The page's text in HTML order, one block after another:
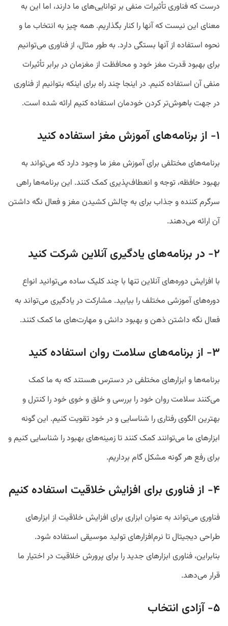
درست که فناوری تأثیرات منفی بر توانایی‌های ما دارند، اما این به
معنای این نیست که آنها را کنار بگذاریم. همه چیز به انتخاب ما و
نحوه استفاده از آنها بستگی دارد. به طور مثال، از فناوری می‌توانیم
برای بهبود قدرت مغز خود و محافظت از مغزمان در برابر تأثیرات
منفی آن استفاده کنیم. در اینجا چند راه برای اینکه بتوانیم از فناوری
در جهت باهوش‌تر کردن خودمان استفاده کنیم ارائه شده است.
۱- از برنامه ‌های آموزش مغز استفاده کنید
برنامه‌های مختلفی برای آموزش مغز ما وجود دارد که می‌تواند به
بهبود حافظه، توجه و انعطاف‌پذیری کمک کنند. این برنامه‌ها راهی
سرگرم کننده و جذاب برای به چالش کشیدن مغز و فعال نگه داشتن
آن ارائه می‌دهند.
۲- در برنامه ‌های یادگیری آنلاین شرکت کنید
با افزایش دوره‌های آنلاین تنها با چند کلیک ساده می‌توانید انواع
دوره‌های آموزشی مختلف را بیابید. مشارکت در یادگیری می‌تواند به
فعال نگه داشتن ذهن و بهبود دانش و مهارت‌های ما کمک کنند.
۳- از برنامه ‌های سلامت روان استفاده کنید
برنامه‌ها و ابزارهای مختلفی در دسترس هستند که به ما کمک
می‌کنند سلامت روان خود را بررسی و خلق و خوی خود را کنترل و
بهترین الگوی رفتاری را شناسایی و در خود تقویت کنیم. این گونه
ابزارهای ما می‌توانند کمک کنند تا زمینه‌های بهبود را شناسایی کنیم و
برای رفع هر گونه مشکل گام برداریم.
۴- از فناوری برای افزایش خلاقیت استفاده کنیم
فناوری می‌تواند به عنوان ابزاری برای افزایش خلاقیت از ابزارهای
طراحی دیجیتال تا نرم‌افزارهای تولید موسیقی استفاده شود.
بنابراین، فناوری ابزارهای جدید را برای پرورش خلاقیت در اختیار ما
قرار می‌دهد.
۵- آزادی انتخاب